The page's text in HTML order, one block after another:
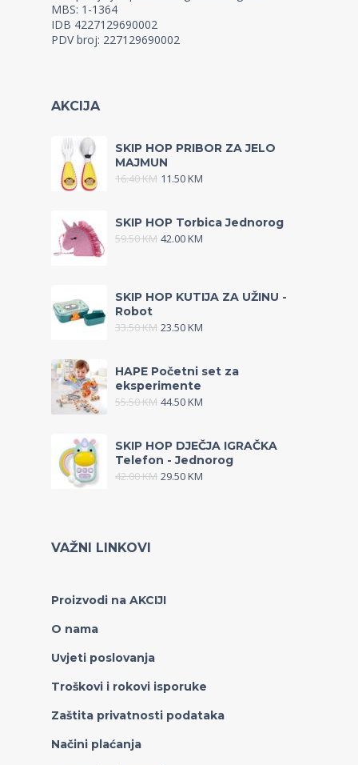
MBS: 1-1364
IDB 4227129690002
PDV broj: 227129690002
AKCIJA
SKIP HOP PRIBOR ZA JELO
MAJMUN
16.40KM 11.50KM
SKIP HOP Torbica Jednorog
59.50KM 42.00KM
SKIP HOP KUTIJA ZA UŽINU -
Robot
33.50KM 23.50KM
HAPE Početni set za
eksperimente
55.50KM 44.50KM
SKIP HOP DJEČJA IGRAČKA
Telefon - Jednorog
42.00KM 29.50KM
VAŽNI LINKOVI
Proizvodi na AKCIJI
O nama
Uvjeti poslovanja
Troškovi i rokovi isporuke
Zaštita privatnosti podataka
Načini plaćanja